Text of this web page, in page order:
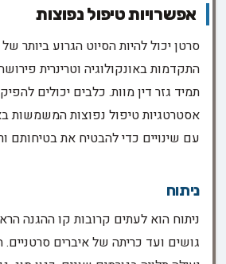
אפשרויות טיפול נפוצות
סרטן יכול להיות הסיוט הגרוע ביותר
התקדמות באונקולוגיה וטרינרית
תמיד גזר דין מוות. כלבים יכולים
אסטרטגיות טיפול נפוצות המשמשות
עם שינויים כדי להבטיח את בטיחותם
ניתוח
ניתוח הוא לעתים קרובות קו ההגנה
גושים ועד כריתה של איברים סרטניים.